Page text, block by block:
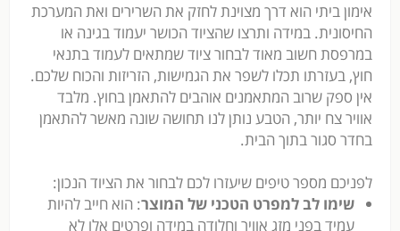
אימון ביתי הוא דרך מצוינת לחזק את השרירים ואת המערכת
החיסונית. במידה ותרצו שהציוד הכושר יעמוד בגינה או
במרפסת חשוב מאוד לבחור ציוד שמתאים לעמוד בתנאי
חוץ, בעזרתו תכלו לשפר את הגמישות, הזריזות והכוח שלכם.
אין ספק שרוב המתאמנים אוהבים להתאמן בחוץ. מלבד
אוויר צח יותר, הטבע נותן לנו תחושה שונה מאשר להתאמן
בחדר סגור בתוך הבית.
לפניכם מספר טיפים שיעזרו לכם לבחור את הציוד הנכון:
שימו לב למפרט הטכני של המוצר: הוא חייב להיות
עמיד בפני מזג אוויר וחלודה במידה ופרטים אלו לא